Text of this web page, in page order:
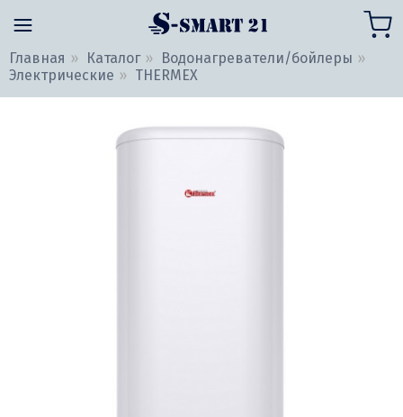
Главная Каталог
Водонагреватели/бойлеры
Электрические
THERMEX